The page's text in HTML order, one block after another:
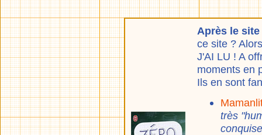
Après le
ce site ?
J'AI LU ! A
moments en
Ils en sont
très